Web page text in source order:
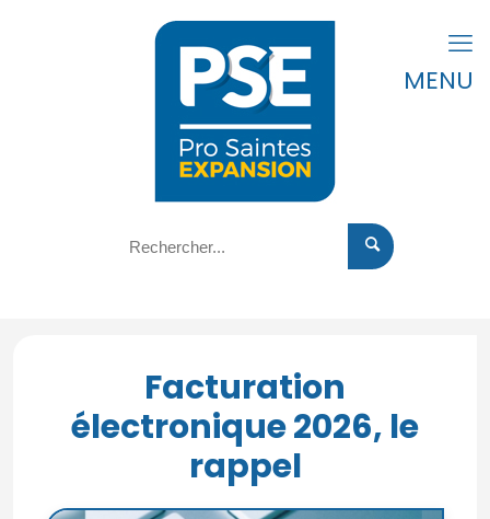
MENU
Facturation
électronique 2026, le
rappel